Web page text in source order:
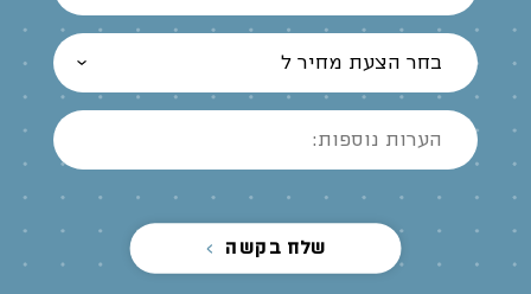
בחר הצעת מחיר ל
שלח בקשה